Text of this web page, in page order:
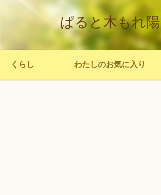
ぱると木もれ陽
くらし わたしのお気に入り